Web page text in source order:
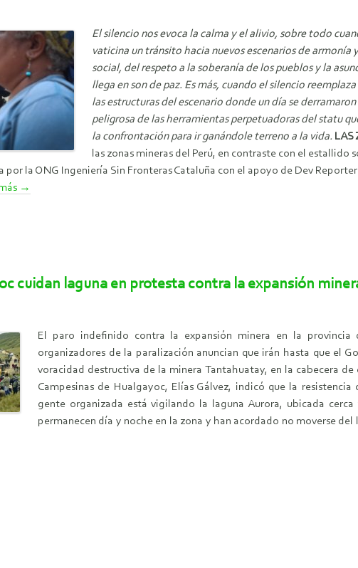
El silencio nos evoca la calma y el alivio, sobre todo
vaticina un tránsito hacia nuevos escenarios de armonía
social, del respeto a la soberanía de los pueblos y la
llega en son de paz. Es más, cuando el silencio
las estructuras del escenario donde un día se
peligrosa de las herramientas perpetuadoras del statu
la confrontación para ir ganándole terreno a la vida. LAS
las zonas mineras del Perú, en contraste con el estallido
por la ONG Ingeniería Sin Fronteras Cataluña con el apoyo de Dev
→
cuidan laguna en protesta contra la expansión
El paro indefinido contra la expansión minera en la
organizadores de la paralización anuncian que irán hasta que el
voracidad destructiva de la minera Tantahuatay, en la cabecera
Campesinas de Hualgayoc, Elías Gálvez, indicó que la
gente organizada está vigilando la laguna Aurora, ubicada
permanecen día y noche en la zona y han acordado no moverse